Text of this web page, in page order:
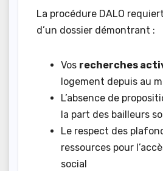
La procédure DALO
d’un dossier démontrant :
Vos recherches
logement depuis au
L’absence de
la part des bailleurs
Le respect des
ressources pour
social